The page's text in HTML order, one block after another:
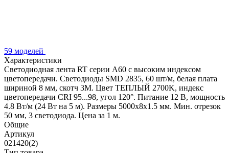
59 моделей
Характеристики
Светодиодная лента RT серии A60 с высоким индексом
цветопередачи. Светодиоды SMD 2835, 60 шт/м, белая плата
шириной 8 мм, скотч 3М. Цвет ТЕПЛЫЙ 2700K, индекс
цветопередачи CRI 95...98, угол 120°. Питание 12 В, мощность
4.8 Вт/м (24 Вт на 5 м). Размеры 5000х8х1.5 мм. Мин. отрезок
50 мм, 3 светодиода. Цена за 1 м.
Общие
Артикул
021420(2)